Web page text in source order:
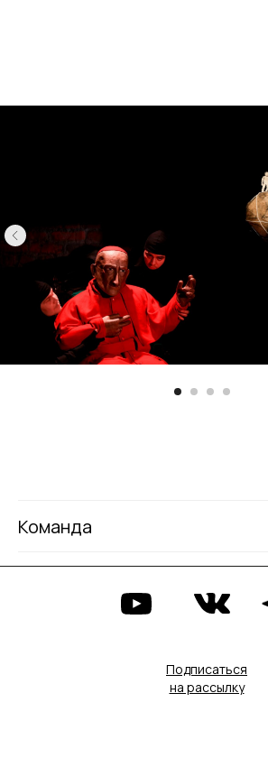
Команда
Подписаться
на рассылку